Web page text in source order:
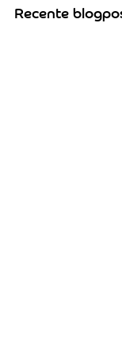
Recente